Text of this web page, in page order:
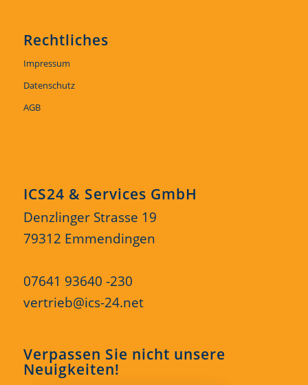
Rechtliches
Impressum
Datenschutz
AGB
ICS24 & Services GmbH
Denzlinger Strasse 19
79312 Emmendingen
07641 93640 -230
vertrieb@ics-24.net
Verpassen Sie nicht unsere
Neuigkeiten!